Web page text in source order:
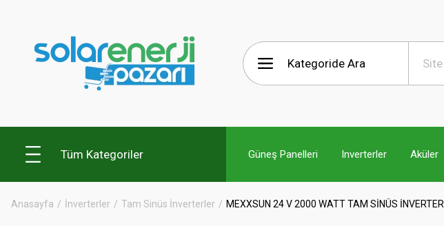
Tüm Kategoriler Güneş Panelleri Inverterler Aküler
Anasayfa İnverterler Tam Sinüs İnverterler MEXXSUN 24 V 2000 WATT TAM SİNÜS İNVERTER